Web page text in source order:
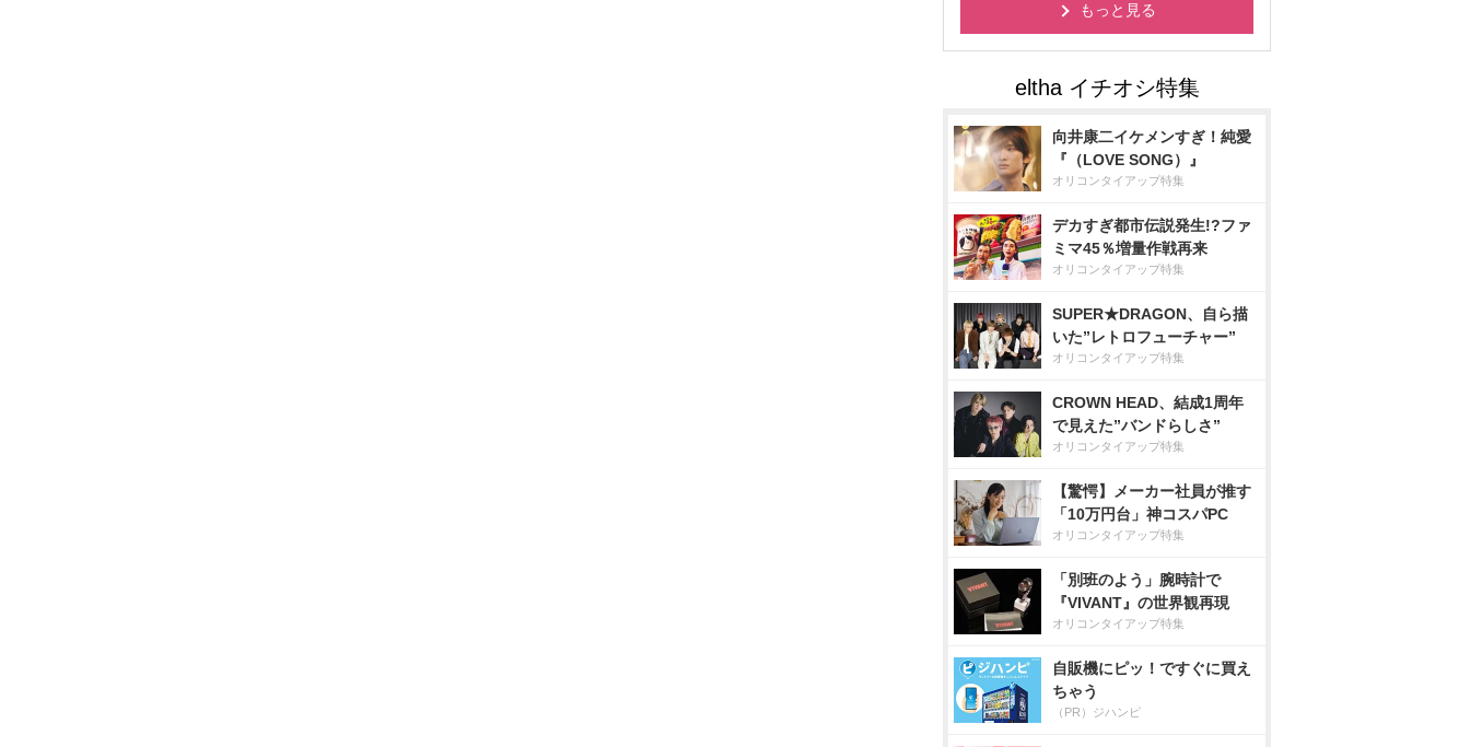
もっと見る
向井康二イケメンすぎ！純愛
『（LOVE SONG）』
オリコンタイアップ特集
デカすぎ都市伝説発生!?ファ
ミマ45％増量作戦再来
オリコンタイアップ特集
SUPER★DRAGON、自ら描
いた”レトロフューチャー”
オリコンタイアップ特集
CROWN HEAD、結成1周年
で見えた”バンドらしさ”
オリコンタイアップ特集
【驚愕】メーカー社員が推す
「10万円台」神コスパPC
オリコンタイアップ特集
「別班のよう」腕時計で
『VIVANT』の世界観再現
オリコンタイアップ特集
自販機にピッ！ですぐに買え
ちゃう
（PR）ジハンピ